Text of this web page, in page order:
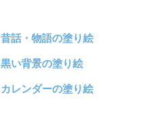
昔話・物語の塗り絵
黒い背景の塗り絵
カレンダーの塗り絵